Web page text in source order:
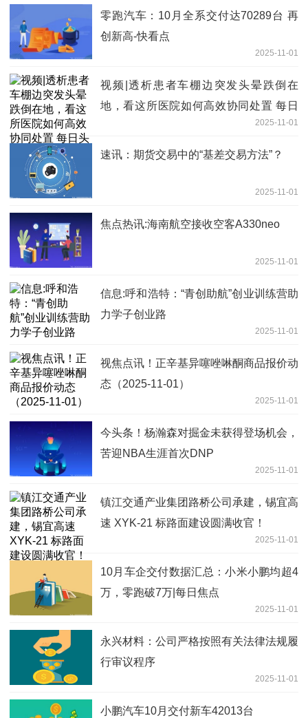
零跑汽车：10月全系交付达70289台 再
创新高-快看点
2025-11-01
视频|透析患者车棚边突发头晕跌倒在
地，看这所医院如何高效协同处置 每日
2025-11-01
速讯：期货交易中的“基差交易方法”？
2025-11-01
焦点热讯:海南航空接收空客A330neo
2025-11-01
信息:呼和浩特：“青创助航”创业训练营助
力学子创业路
2025-11-01
视焦点讯！正辛基异噻唑啉酮商品报价动
态（2025-11-01）
2025-11-01
今头条！杨瀚森对掘金未获得登场机会，
苦迎NBA生涯首次DNP
2025-11-01
镇江交通产业集团路桥公司承建，锡宜高
速 XYK-21 标路面建设圆满收官！
2025-11-01
10月车企交付数据汇总：小米小鹏均超4
万，零跑破7万|每日焦点
2025-11-01
永兴材料：公司严格按照有关法律法规履
行审议程序
2025-11-01
小鹏汽车10月交付新车42013台